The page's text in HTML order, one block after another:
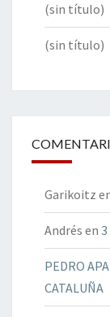
(sin título)
(sin título)
Garikoitz
Andrés en
PEDRO
CATALUÑA